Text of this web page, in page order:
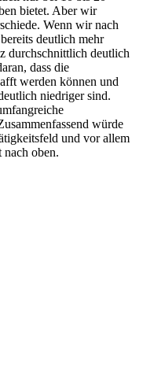
bietet. Aber wir
Wenn wir nach
deutlich mehr
durchschnittlich deutlich
dass die
werden können und
niedriger sind.
würde
und vor allem
oben.